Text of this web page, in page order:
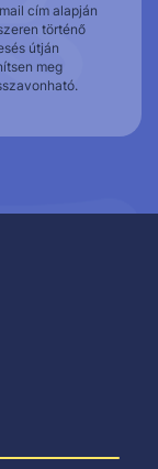
cím alapján
történő
útján
meg